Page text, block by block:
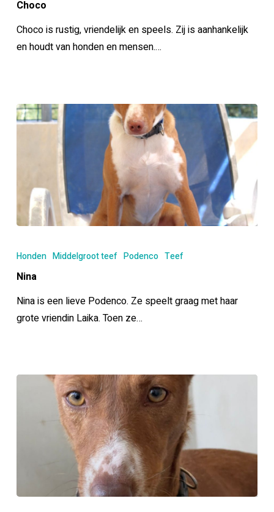
Choco
Choco is rustig, vriendelijk en speels. Zij is aanhankelijk
en houdt van honden en mensen.…
Honden Middelgroot teef Podenco Teef
Nina
Nina is een lieve Podenco. Ze speelt graag met haar
grote vriendin Laika. Toen ze…